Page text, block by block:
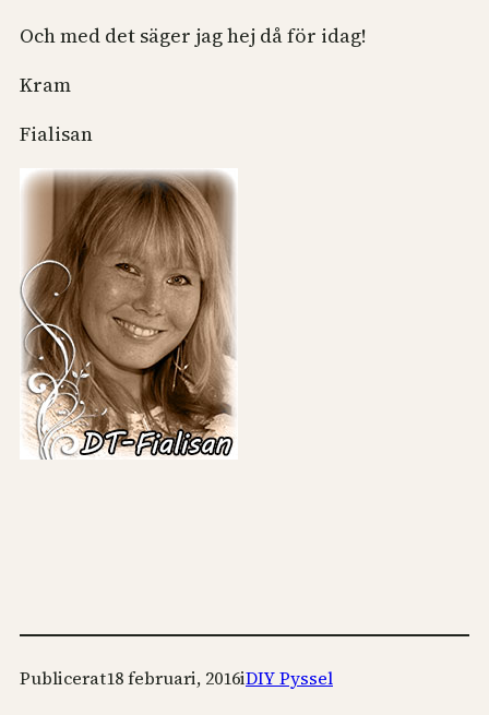
Och med det säger jag hej då för idag!
Kram
Fialisan
Publicerat18 februari, 2016iDIY Pyssel